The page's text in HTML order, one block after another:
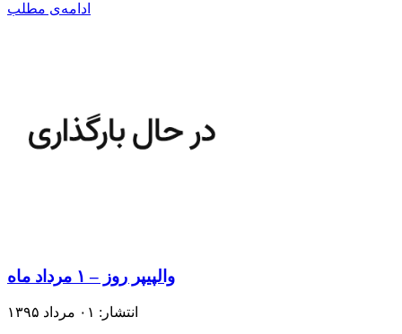
ادامه‌ی مطلب
والپیپر روز – ۱ مرداد ماه
انتشار: ۰۱ مرداد ۱۳۹۵